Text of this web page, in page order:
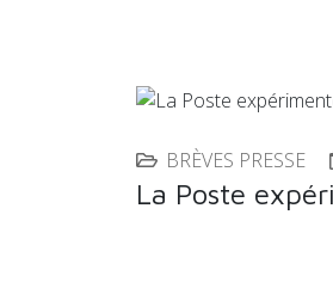
BRÈVES PRESSE
La Poste